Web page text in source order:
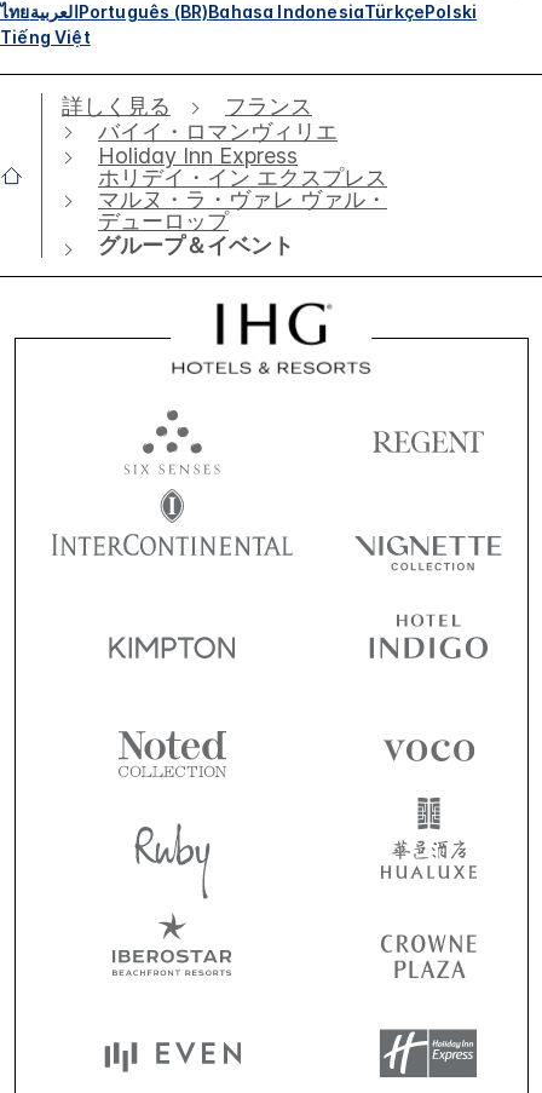
ไทยالعربيةPortuguês (BR)Bahasa IndonesiaTürkçePolski
Tiếng Việt
詳しく見る
フランス
バイイ・ロマンヴィリエ
Holiday Inn Express
ホリデイ・イン エクスプレス
マルヌ・ラ・ヴァレ ヴァル・
デューロップ
グループ＆イベント